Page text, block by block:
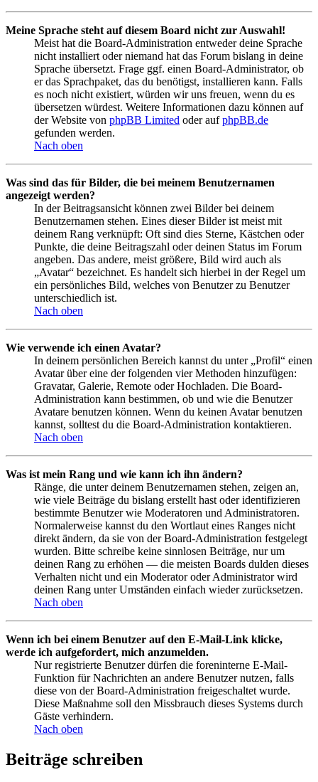
Meine Sprache steht auf diesem Board nicht zur Auswahl!
Meist hat die Board-Administration entweder deine Sprache
nicht installiert oder niemand hat das Forum bislang in deine
Sprache übersetzt. Frage ggf. einen Board-Administrator, ob
er das Sprachpaket, das du benötigst, installieren kann. Falls
es noch nicht existiert, würden wir uns freuen, wenn du es
übersetzen würdest. Weitere Informationen dazu können auf
der Website von phpBB Limited oder aufphpBB.de
gefunden werden.
Nach oben
Was sind das für Bilder, die bei meinem Benutzernamen
angezeigt werden?
In der Beitragsansicht können zwei Bilder bei deinem
Benutzernamen stehen. Eines dieser Bilder ist meist mit
deinem Rang verknüpft: Oft sind dies Sterne, Kästchen oder
Punkte, die deine Beitragszahl oder deinen Status im Forum
angeben. Das andere, meist größere, Bild wird auch als
„Avatar“ bezeichnet. Es handelt sich hierbei in der Regel um
ein persönliches Bild, welches von Benutzer zu Benutzer
unterschiedlich ist.
Nach oben
Wie verwende ich einen Avatar?
In deinem persönlichen Bereich kannst du unter „Profil“ einen
Avatar über eine der folgenden vier Methoden hinzufügen:
Gravatar, Galerie, Remote oder Hochladen. Die Board-
Administration kann bestimmen, ob und wie die Benutzer
Avatare benutzen können. Wenn du keinen Avatar benutzen
kannst, solltest du die Board-Administration kontaktieren.
Nach oben
Was ist mein Rang und wie kann ich ihn ändern?
Ränge, die unter deinem Benutzernamen stehen, zeigen an,
wie viele Beiträge du bislang erstellt hast oder identifizieren
bestimmte Benutzer wie Moderatoren und Administratoren.
Normalerweise kannst du den Wortlaut eines Ranges nicht
direkt ändern, da sie von der Board-Administration festgelegt
wurden. Bitte schreibe keine sinnlosen Beiträge, nur um
deinen Rang zu erhöhen — die meisten Boards dulden dieses
Verhalten nicht und ein Moderator oder Administrator wird
deinen Rang unter Umständen einfach wieder zurücksetzen.
Nach oben
Wenn ich bei einem Benutzer auf den E-Mail-Link klicke,
werde ich aufgefordert, mich anzumelden.
Nur registrierte Benutzer dürfen die foreninterne E-Mail-
Funktion für Nachrichten an andere Benutzer nutzen, falls
diese von der Board-Administration freigeschaltet wurde.
Diese Maßnahme soll den Missbrauch dieses Systems durch
Gäste verhindern.
Nach oben
Beiträge schreiben